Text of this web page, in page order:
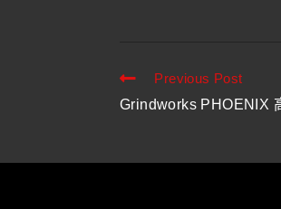
Previous Post
Grindworks PHOENIX